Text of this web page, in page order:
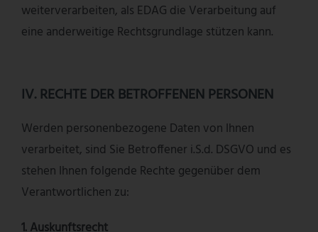
weiterverarbeiten, als EDAG die Verarbeitung auf
eine anderweitige Rechtsgrundlage stützen kann.
IV. RECHTE DER BETROFFENEN PERSONEN
Werden personenbezogene Daten von Ihnen
verarbeitet, sind Sie Betroffener i.S.d. DSGVO und es
stehen Ihnen folgende Rechte gegenüber dem
Verantwortlichen zu:
1. Auskunftsrecht